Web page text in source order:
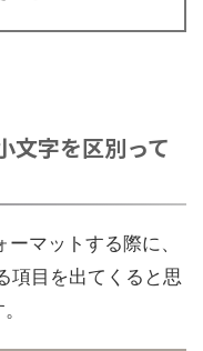
文字を区別って
マットする際に、
項目を出てくると思